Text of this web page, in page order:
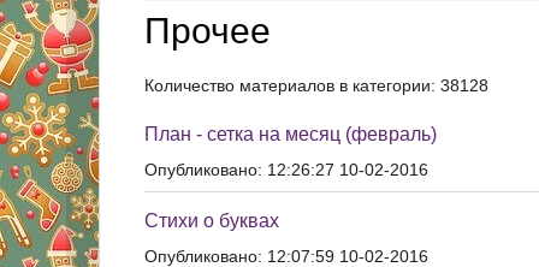
Прочее
Количество материалов в категории: 38128
План - сетка на месяц (февраль)
Опубликовано: 12:26:27 10-02-2016
Стихи о буквах
Опубликовано: 12:07:59 10-02-2016